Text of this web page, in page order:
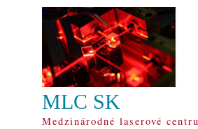
MLC SK
Medzinárodné laserové